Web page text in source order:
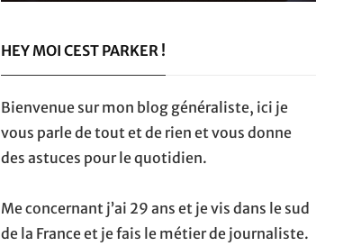
HEY MOI CEST PARKER !
Bienvenue sur mon blog généraliste, ici je
vous parle de tout et de rien et vous donne
des astuces pour le quotidien.
Me concernant j’ai 29 ans et je vis dans le sud
de la France et je fais le métier de journaliste.